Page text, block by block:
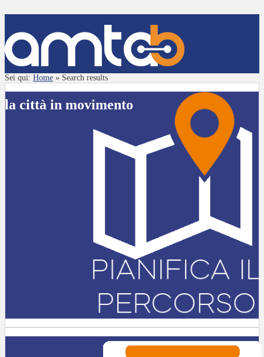
la città in movimento
Sei qui: Home » Search results